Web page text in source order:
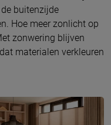
buitenzijde
Hoe meer zonlicht op
zonwering blijven
materialen verkleuren